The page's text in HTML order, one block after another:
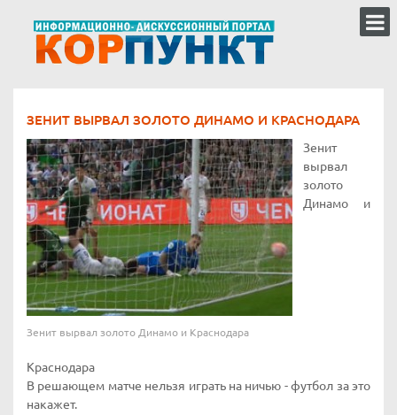
ЗЕНИТ ВЫРВАЛ ЗОЛОТО ДИНАМО И КРАСНОДАРА
Зенит вырвал золото Динамо и Краснодара
Зенит
вырвал
золото
Динамо и
Краснодара
В решающем матче нельзя играть на ничью - футбол за это
накажет.